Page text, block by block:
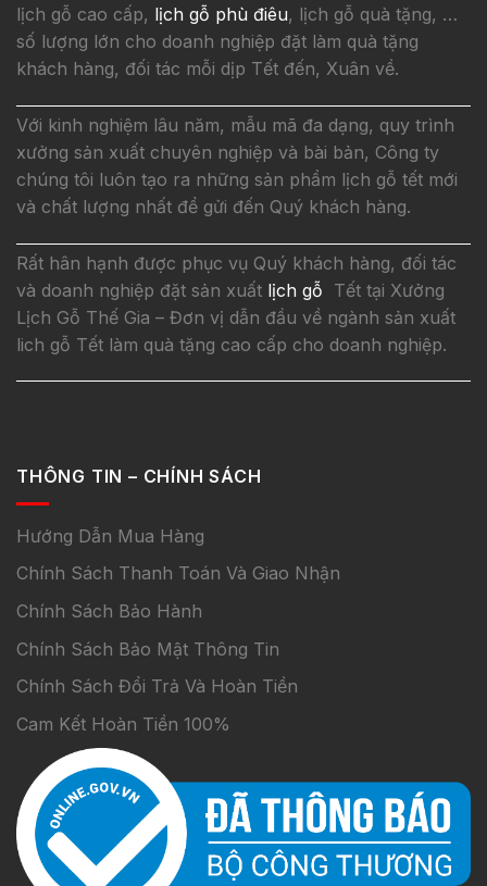
lịch gỗ cao cấp, lịch gỗ phù điêu, lịch gỗ quà tặng, …
số lượng lớn cho doanh nghiệp đặt làm quà tặng
khách hàng, đối tác mỗi dịp Tết đến, Xuân về.
Với kinh nghiệm lâu năm, mẫu mã đa dạng, quy trình
xưởng sản xuất chuyên nghiệp và bài bản, Công ty
chúng tôi luôn tạo ra những sản phẩm lịch gỗ tết mới
và chất lượng nhất để gửi đến Quý khách hàng.
Rất hân hạnh được phục vụ Quý khách hàng, đối tác
và doanh nghiệp đặt sản xuất lịch gỗ Tết tại Xưởng
Lịch Gỗ Thế Gia – Đơn vị dẫn đầu về ngành sản xuất
lich gỗ Tết làm quà tặng cao cấp cho doanh nghiệp.
THÔNG TIN – CHÍNH SÁCH
Hướng Dẫn Mua Hàng
Chính Sách Thanh Toán Và Giao Nhận
Chính Sách Bảo Hành
Chính Sách Bảo Mật Thông Tin
Chính Sách Đổi Trả Và Hoàn Tiền
Cam Kết Hoàn Tiền 100%